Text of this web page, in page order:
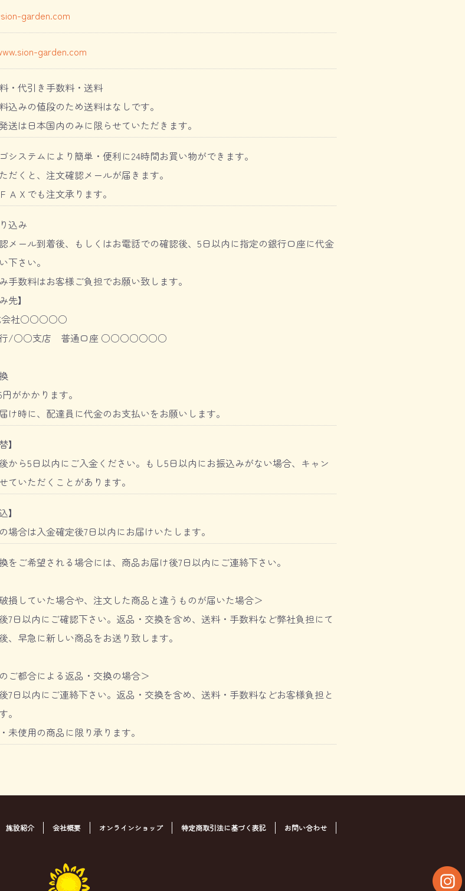
garden.com
garden.com
・代引き手数料・送料
込みの値段のため送料はなしです。
送は日本国内のみに限らせていただきます。
システムにより簡単・便利に24時間お買い物ができます。
だくと、注文確認メールが届きます。
ＡＸでも注文承ります。
込み
メール到着後、もしくはお電話での確認後、5日以内に指定の銀行口座に代金
下さい。
手数料はお客様ご負担でお願い致します。
先】
会社○○○○○
/○○支店 普通口座 ○○○○○○○
がかかります。
け時に、配達員に代金のお支払いをお願いします。
】
から5日以内にご入金ください。もし5日以内にお振込みがない場合、キャン
ていただくことがあります。
】
場合は入金確定後7日以内にお届けいたします。
をご希望される場合には、商品お届け後7日以内にご連絡下さい。
損していた場合や、注文した商品と違うものが届いた場合＞
7日以内にご確認下さい。返品・交換を含め、送料・手数料など弊社負担にて
、早急に新しい商品をお送り致します。
ご都合による返品・交換の場合＞
7日以内にご連絡下さい。返品・交換を含め、送料・手数料などお客様負担と
。
未使用の商品に限り承ります。
施設紹介 会社概要 オンラインショップ 特定商取引法に基づく表記 お問い合わせ